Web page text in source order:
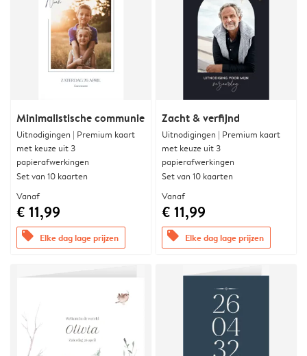
Minimalistische communie
Uitnodigingen | Premium kaart
met keuze uit 3
papierafwerkingen
Set van 10 kaarten
Vanaf
€ 11,99
offers Elke dag lage prijzen
Zacht & verfijnd
Uitnodigingen | Premium kaart
met keuze uit 3
papierafwerkingen
Set van 10 kaarten
Vanaf
€ 11,99
offers Elke dag lage prijzen